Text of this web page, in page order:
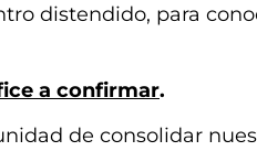
distendido, para
a confirmar.
de consolidar